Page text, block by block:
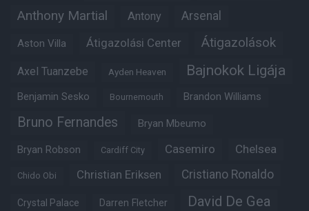
Anthony Martial Antony Arsenal
Aston Villa Átigazolási Center Átigazolások
Axel Tuanzebe Ayden Heaven Bajnokok Ligája
Benjamin Sesko Bournemouth Brandon Williams
Bruno Fernandes Bryan Mbeumo
Bryan Robson Cardiff City Casemiro Chelsea
Chido Obi Christian Eriksen Cristiano Ronaldo
Crystal Palace Darren Fletcher David De Gea